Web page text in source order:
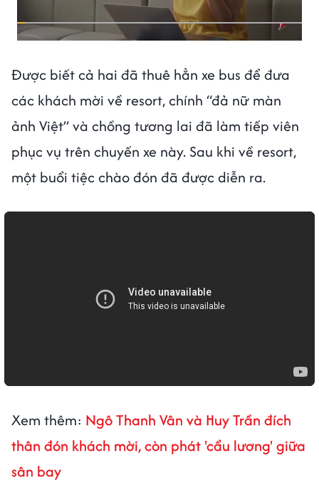
Được biết cả hai đã thuê hẳn xe bus để đưa
các khách mời về resort, chính “đả nữ màn
ảnh Việt” và chồng tương lai đã làm tiếp viên
phục vụ trên chuyến xe này. Sau khi về resort,
một buổi tiệc chào đón đã được diễn ra.
Xem thêm: Ngô Thanh Vân và Huy Trần đích
thân đón khách mời, còn phát 'cẩu lương' giữa
sân bay